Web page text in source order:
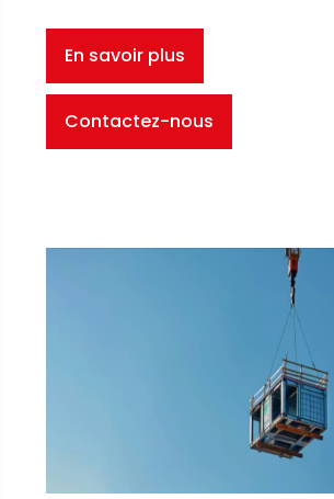
En savoir plus
Contactez-nous